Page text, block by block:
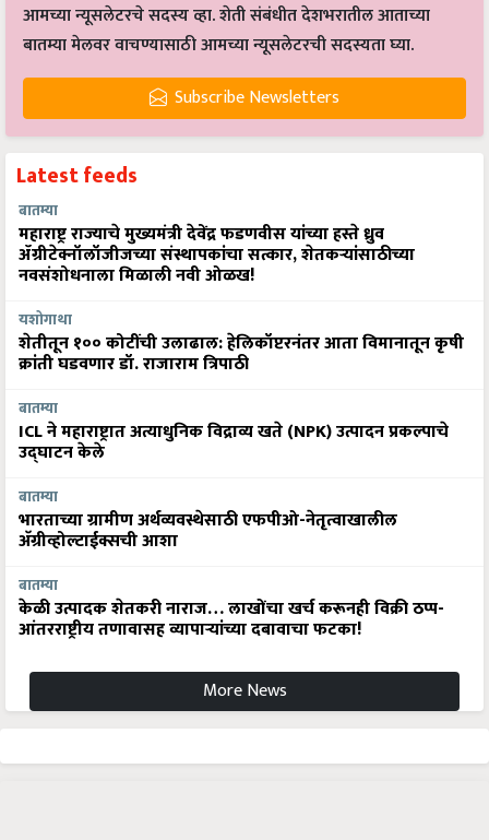
आमच्या न्यूसलेटरचे सदस्य व्हा. शेती संबंधीत देशभरातील आताच्या
बातम्या मेलवर वाचण्यासाठी आमच्या न्यूसलेटरची सदस्यता घ्या.
Subscribe Newsletters
Latest feeds
बातम्या
महाराष्ट्र राज्याचे मुख्यमंत्री देवेंद्र फडणवीस यांच्या हस्ते ध्रुव
ॲग्रीटेक्नॉलॉजीजच्या संस्थापकांचा सत्कार, शेतकऱ्यांसाठीच्या
नवसंशोधनाला मिळाली नवी ओळख!
यशोगाथा
शेतीतून १०० कोटींची उलाढाल: हेलिकॉप्टरनंतर आता विमानातून कृषी
क्रांती घडवणार डॉ. राजाराम त्रिपाठी
बातम्या
ICL ने महाराष्ट्रात अत्याधुनिक विद्राव्य खते (NPK) उत्पादन प्रकल्पाचे
उद्घाटन केले
बातम्या
भारताच्या ग्रामीण अर्थव्यवस्थेसाठी एफपीओ-नेतृत्वाखालील
अ‍ॅग्रीव्होल्टाईक्सची आशा
बातम्या
केळी उत्पादक शेतकरी नाराज… लाखोंचा खर्च करूनही विक्री ठप्प-
आंतरराष्ट्रीय तणावासह व्यापाऱ्यांच्या दबावाचा फटका!
More News